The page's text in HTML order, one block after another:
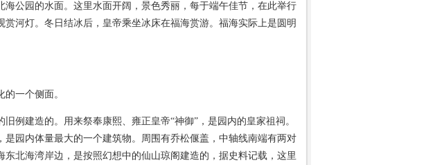
公园的水面。这里水面开阔，景色秀丽，每于端午佳节，在此举行
河灯。冬日结冰后，皇帝乘坐冰床在福海赏游。福海实际上是圆明
一个侧面。
建造的。用来祭奉康熙、雍正皇帝“神御”，是园内的皇家祖祠。
园内体量最大的一个建筑物。周围有乔松偃盖，中轴线南端有两对
北海湾岸边，是按照幻想中的仙山琼阁建造的，据史料记载，这里